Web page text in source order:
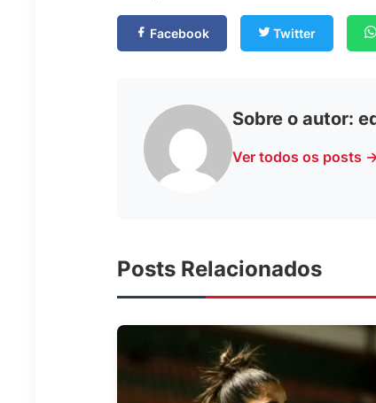
Facebook Twitter
Sobre o autor:
Ver todos os posts
Posts Relacionados